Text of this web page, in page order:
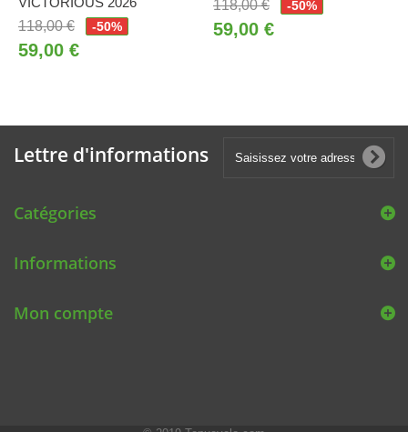
118,00 €
-50%
59,00 €
118,00 €
-50%
59,00 €
Lettre d'informations
Catégories
Informations
Mon compte